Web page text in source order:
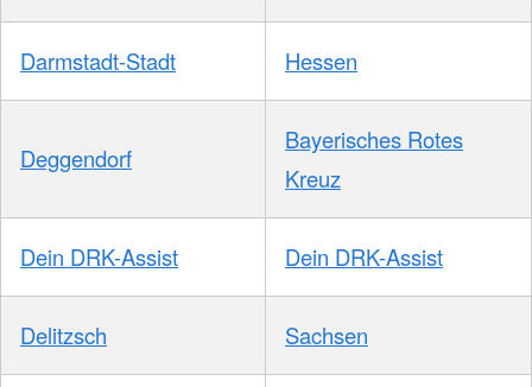
Darmstadt-Stadt Hessen
Deggendorf
Bayerisches Rotes
Kreuz
Dein DRK-Assist Dein DRK-Assist
Delitzsch Sachsen